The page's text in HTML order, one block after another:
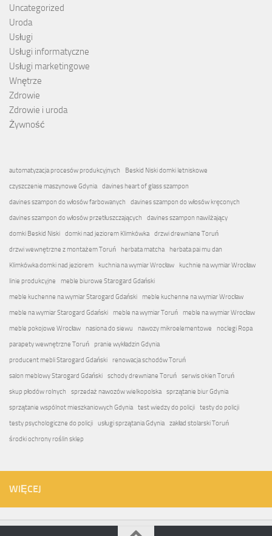
Uncategorized
Uroda
Usługi
Usługi informatyczne
Usługi marketingowe
Wnętrze
Zdrowie
Zdrowie i uroda
Żywność
automatyzacja procesów produkcyjnych
Beskid Niski domki letniskowe
czyszczenie maszynowe Gdynia
davines heart of glass szampon
davines szampon do włosów farbowanych
davines szampon do włosów kręconych
davines szampon do włosów przetłuszczających
davines szampon nawilżający
domki Beskid Niski
domki nad jeziorem Klimkówka
drzwi drewniane Toruń
drzwi wewnętrzne z montażem Toruń
herbata matcha
herbata pai mu dan
Klimkówka domki nad jeziorem
kuchnia na wymiar Wrocław
kuchnie na wymiar Wrocław
linie produkcyjne
meble biurowe Starogard Gdański
meble kuchenne na wymiar Starogard Gdański
meble kuchenne na wymiar Wrocław
meble na wymiar Starogard Gdański
meble na wymiar Toruń
meble na wymiar Wrocław
meble pokojowe Wrocław
nasiona do siewu nawozy mikroelementowe
noclegi Ropa
parapety wewnętrzne Toruń
pranie wykładzin Gdynia
producent mebli Starogard Gdański
renowacja schodów Toruń
salon meblowy Starogard Gdański
schody drewniane Toruń
serwis okien Toruń
skup płodów rolnych
sprzedaż nawozów wielkopolska
sprzątanie biur Gdynia
sprzątanie wspólnot mieszkaniowych Gdynia
test wiedzy do policji
testy do policji
testy psychologiczne do policji
usługi sprzątania Gdynia
zakład stolarski Toruń
środki ochrony roślin sklep
WIĘCEJ